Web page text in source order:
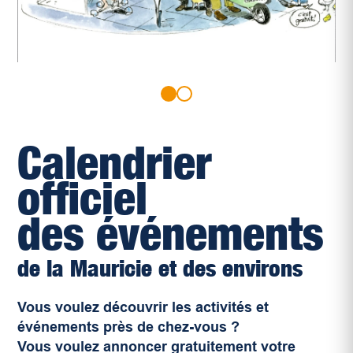
Calendrier
officiel
des événements
de la Mauricie et des environs
Vous voulez découvrir les activités et
événements près de chez-vous ?
Vous voulez annoncer gratuitement votre